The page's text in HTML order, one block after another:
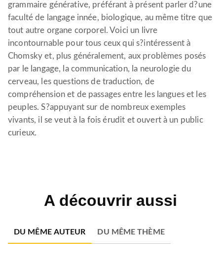
grammaire générative, préférant à présent parler d?une
faculté de langage innée, biologique, au même titre que
tout autre organe corporel. Voici un livre
incontournable pour tous ceux qui s?intéressent à
Chomsky et, plus généralement, aux problèmes posés
par le langage, la communication, la neurologie du
cerveau, les questions de traduction, de
compréhension et de passages entre les langues et les
peuples. S?appuyant sur de nombreux exemples
vivants, il se veut à la fois érudit et ouvert à un public
curieux.
A découvrir aussi
DU MÊME AUTEUR DU MÊME THÈME